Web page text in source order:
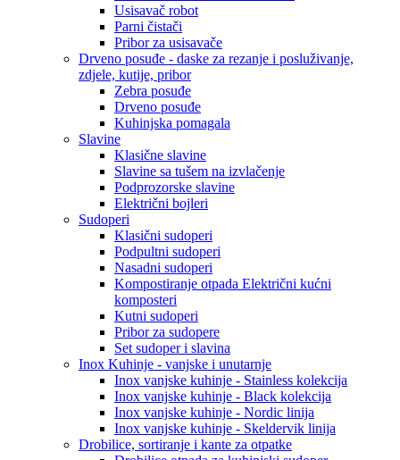
Usisavač robot
Parni čistači
Pribor za usisavače
Drveno posuđe - daske za rezanje i posluživanje,
zdjele, kutije, pribor
Zebra posuđe
Drveno posuđe
Kuhinjska pomagala
Slavine
Klasične slavine
Slavine sa tušem na izvlačenje
Podprozorske slavine
Električni bojleri
Sudoperi
Klasični sudoperi
Podpultni sudoperi
Nasadni sudoperi
Kompostiranje otpada Električni kućni
komposteri
Kutni sudoperi
Pribor za sudopere
Set sudoper i slavina
Inox Kuhinje - vanjske i unutarnje
Inox vanjske kuhinje - Stainless kolekcija
Inox vanjske kuhinje - Black kolekcija
Inox vanjske kuhinje - Nordic linija
Inox vanjske kuhinje - Skeldervik linija
Drobilice, sortiranje i kante za otpatke